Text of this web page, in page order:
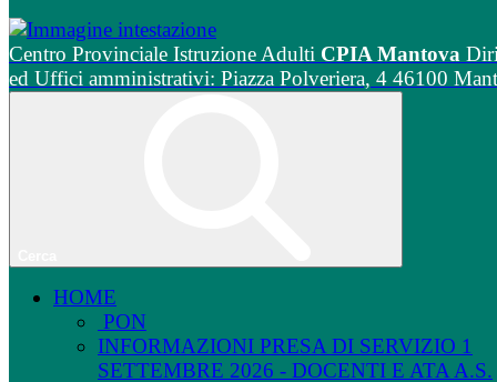
Centro Provinciale Istruzione Adulti CPIA Mantova
ed Uffici amministrativi: Piazza Polveriera, 4 46100
HOME
PON
INFORMAZIONI PRESA DI SERVIZIO 1
SETTEMBRE 2026 - DOCENTI E ATA A.S.